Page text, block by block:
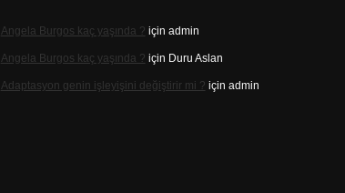
Angela Burgos kaç yaşında ? için admin
Angela Burgos kaç yaşında ? için Duru Aslan
Adaptasyon genin işleyişini değiştirir mi ? için admin